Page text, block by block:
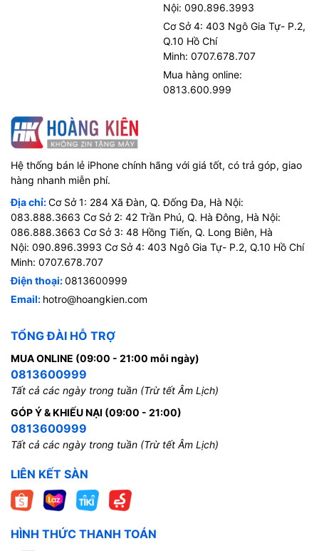
Nội: 090.896.3993
Cơ Sở 4: 403 Ngô Gia Tự- P.2,
Q.10 Hồ Chí
Minh: 0707.678.707
Mua hàng online:
0813.600.999
Hệ thống bán lẻ iPhone chính hãng với giá tốt, có trả góp, giao
hàng nhanh miễn phí.
Địa chỉ:Cơ Sở 1: 284 Xã Đàn, Q. Đống Đa, Hà Nội:
083.888.3663 Cơ Sở 2: 42 Trần Phú, Q. Hà Đông, Hà Nội:
086.888.3663 Cơ Sở 3: 48 Hồng Tiến, Q. Long Biên, Hà
Nội: 090.896.3993 Cơ Sở 4: 403 Ngô Gia Tự- P.2, Q.10 Hồ Chí
Minh: 0707.678.707
Điện thoại:0813600999
Email: hotro@hoangkien.com
TỔNG ĐÀI HỖ TRỢ
MUA ONLINE (09:00 - 21:00 mỗi ngày)
0813600999
Tất cả các ngày trong tuần (Trừ tết Âm Lịch)
GÓP Ý & KHIẾU NẠI (09:00 - 21:00)
0813600999
Tất cả các ngày trong tuần (Trừ tết Âm Lịch)
LIÊN KẾT SÀN
HÌNH THỨC THANH TOÁN